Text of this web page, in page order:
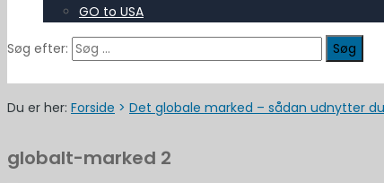
GO to USA
Søg efter:
Du er her: Forside > Det globale marked – sådan udnytter
globalt-marked 2